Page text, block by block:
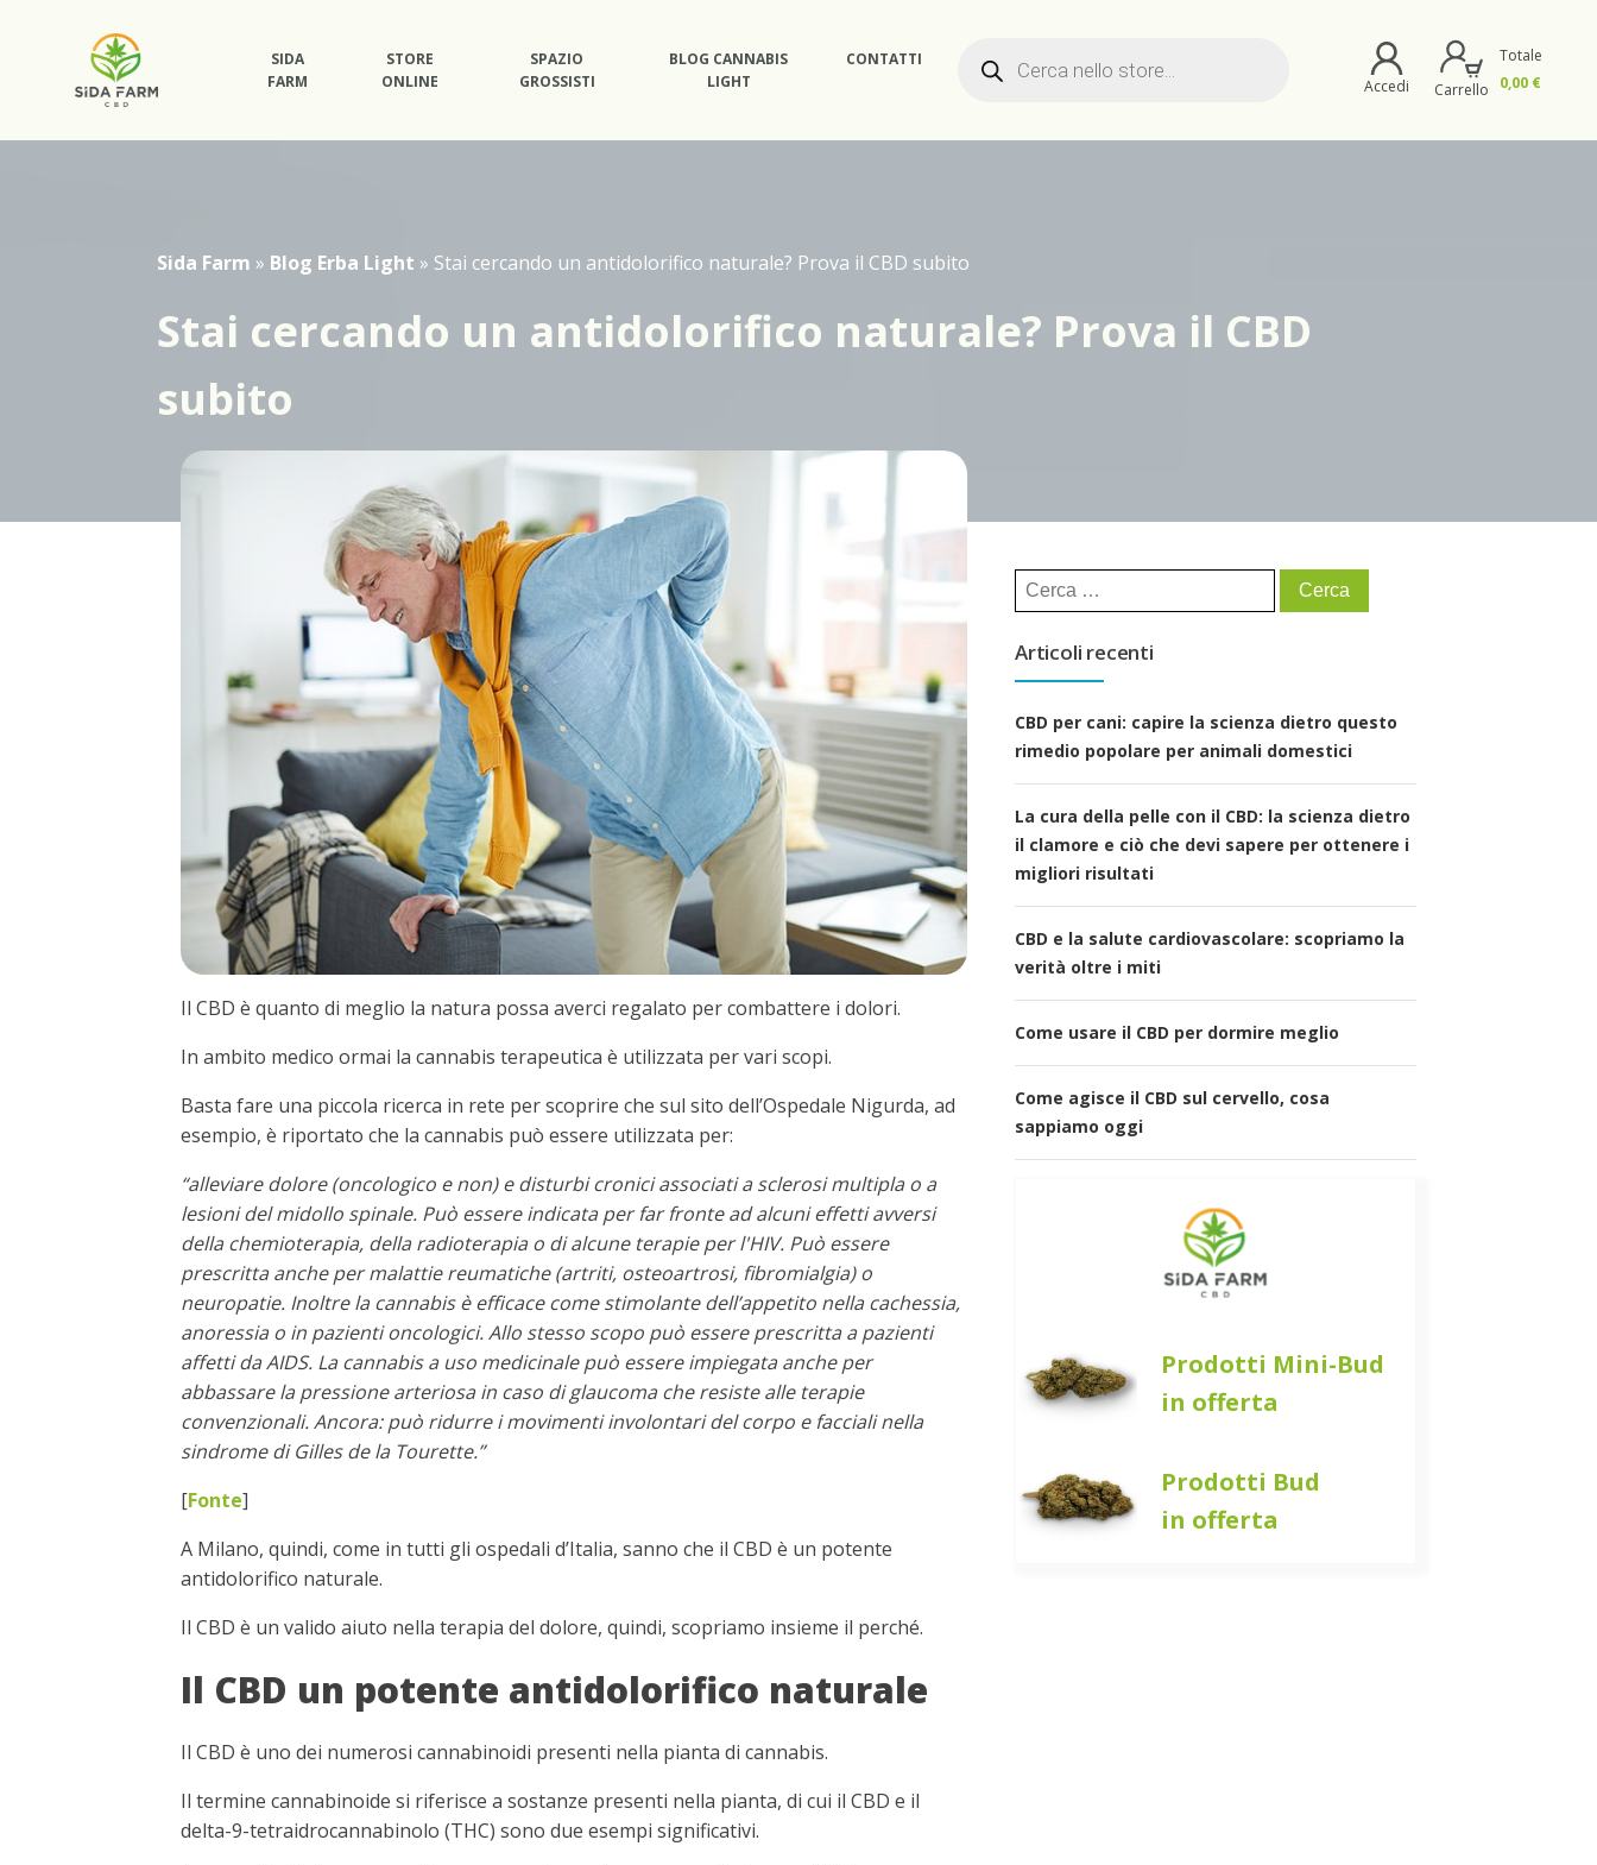
SIDA
FARM
STORE
ONLINE
SPAZIO
GROSSISTI
BLOG CANNABIS
LIGHT
CONTATTI
Products
search
Accedi Carrello
Totale
0,00 €
Sida Farm » Blog Erba Light » Stai cercando un antidolorifico naturale? Prova il CBD subito
Stai cercando un antidolorifico naturale? Prova il CBD
subito
Il CBD è quanto di meglio la natura possa averci regalato per combattere i dolori.
In ambito medico ormai la cannabis terapeutica è utilizzata per vari scopi.
Basta fare una piccola ricerca in rete per scoprire che sul sito dell’Ospedale Nigurda, ad
esempio, è riportato che la cannabis può essere utilizzata per:
“alleviare dolore (oncologico e non) e disturbi cronici associati a sclerosi multipla o a
lesioni del midollo spinale. Può essere indicata per far fronte ad alcuni effetti avversi
della chemioterapia, della radioterapia o di alcune terapie per l'HIV. Può essere
prescritta anche per malattie reumatiche (artriti, osteoartrosi, fibromialgia) o
neuropatie. Inoltre la cannabis è efficace come stimolante dell’appetito nella cachessia,
anoressia o in pazienti oncologici. Allo stesso scopo può essere prescritta a pazienti
affetti da AIDS. La cannabis a uso medicinale può essere impiegata anche per
abbassare la pressione arteriosa in caso di glaucoma che resiste alle terapie
convenzionali. Ancora: può ridurre i movimenti involontari del corpo e facciali nella
sindrome di Gilles de la Tourette.”
[Fonte]
A Milano, quindi, come in tutti gli ospedali d’Italia, sanno che il CBD è un potente
antidolorifico naturale.
Il CBD è un valido aiuto nella terapia del dolore, quindi, scopriamo insieme il perché.
Il CBD un potente antidolorifico naturale
Il CBD è uno dei numerosi cannabinoidi presenti nella pianta di cannabis.
Il termine cannabinoide si riferisce a sostanze presenti nella pianta, di cui il CBD e il
delta-9-tetraidrocannabinolo (THC) sono due esempi significativi.
Ricerca
per:
Articoli recenti
CBD per cani: capire la scienza dietro questo
rimedio popolare per animali domestici
La cura della pelle con il CBD: la scienza dietro
il clamore e ciò che devi sapere per ottenere i
migliori risultati
CBD e la salute cardiovascolare: scopriamo la
verità oltre i miti
Come usare il CBD per dormire meglio
Come agisce il CBD sul cervello, cosa
sappiamo oggi
Prodotti Mini-Bud
in offerta
Prodotti Bud
in offerta